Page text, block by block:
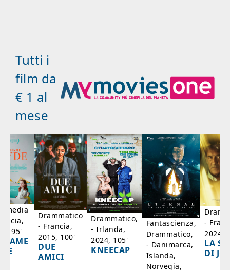
Tutti i
film da
€ 1 al
mese
95'
Drammatico
- Francia,
2015, 100'
DUE
AMICI
Drammatico,
- Irlanda,
2024, 105'
KNEECAP
Fantascienza,
Drammatico,
- Danimarca,
Islanda,
Norvegia,
-
2024,
LA
DI